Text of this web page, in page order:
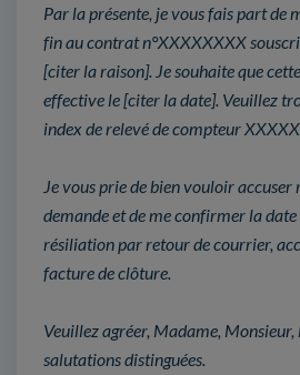
Par la présente, je vous fais part de
fin au contrat n°XXXXXXXX
[citer la raison]. Je souhaite que
effective le [citer la date]. Veuillez
index de relevé de compteur
Je vous prie de bien vouloir accuser
demande et de me confirmer la
résiliation par retour de courrier,
facture de clôture.
Veuillez agréer, Madame, Monsieur,
salutations distinguées.